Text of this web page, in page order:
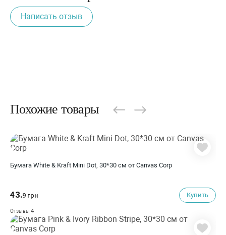
Написать отзыв
Похожие товары
Бумага White & Kraft Mini Dot, 30*30 см от Canvas Corp
43.9 грн Купить
Отзывы 4